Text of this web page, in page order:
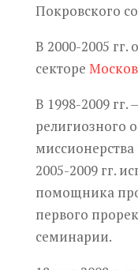
Покровского
В 2000-2005 гг.
секторе
В 1998-2009
религиозного
миссионерства
2005-2009 гг.
помощника
первого
семинарии.